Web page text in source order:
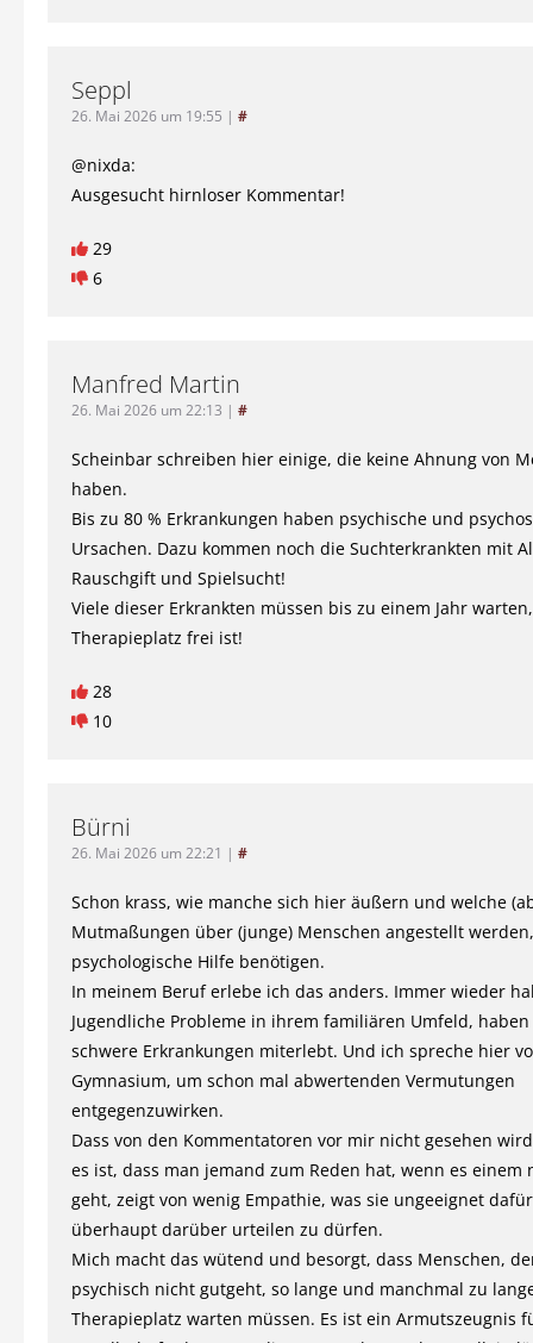
Seppl
26. Mai 2026 um 19:55 | #
@nixda:
Ausgesucht hirnloser Kommentar!
29
6
Manfred Martin
26. Mai 2026 um 22:13 | #
Scheinbar schreiben hier einige, die keine Ahnung von
haben.
Bis zu 80 % Erkrankungen haben psychische und
Ursachen. Dazu kommen noch die Suchterkrankten mit
Rauschgift und Spielsucht!
Viele dieser Erkrankten müssen bis zu einem Jahr
Therapieplatz frei ist!
28
10
Bürni
26. Mai 2026 um 22:21 | #
Schon krass, wie manche sich hier äußern und welche
Mutmaßungen über (junge) Menschen angestellt
psychologische Hilfe benötigen.
In meinem Beruf erlebe ich das anders. Immer wieder
Jugendliche Probleme in ihrem familiären Umfeld,
schwere Erkrankungen miterlebt. Und ich spreche hier
Gymnasium, um schon mal abwertenden Vermutungen
entgegenzuwirken.
Dass von den Kommentatoren vor mir nicht gesehen
es ist, dass man jemand zum Reden hat, wenn es einem
geht, zeigt von wenig Empathie, was sie ungeeignet
überhaupt darüber urteilen zu dürfen.
Mich macht das wütend und besorgt, dass Menschen,
psychisch nicht gutgeht, so lange und manchmal zu
Therapieplatz warten müssen. Es ist ein Armutszeugnis